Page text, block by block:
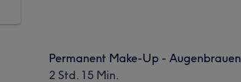
Permanent Make-Up - Augenbrauen
2 Std. 15 Min.